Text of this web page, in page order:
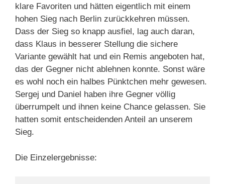
klare Favoriten und hätten eigentlich mit einem
hohen Sieg nach Berlin zurückkehren müssen.
Dass der Sieg so knapp ausfiel, lag auch daran,
dass Klaus in besserer Stellung die sichere
Variante gewählt hat und ein Remis angeboten hat,
das der Gegner nicht ablehnen konnte. Sonst wäre
es wohl noch ein halbes Pünktchen mehr gewesen.
Sergej und Daniel haben ihre Gegner völlig
überrumpelt und ihnen keine Chance gelassen. Sie
hatten somit entscheidenden Anteil an unserem
Sieg.
Die Einzelergebnisse: